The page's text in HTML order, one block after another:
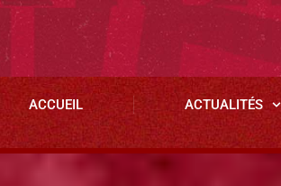
ACCUEIL ACTUALITÉS